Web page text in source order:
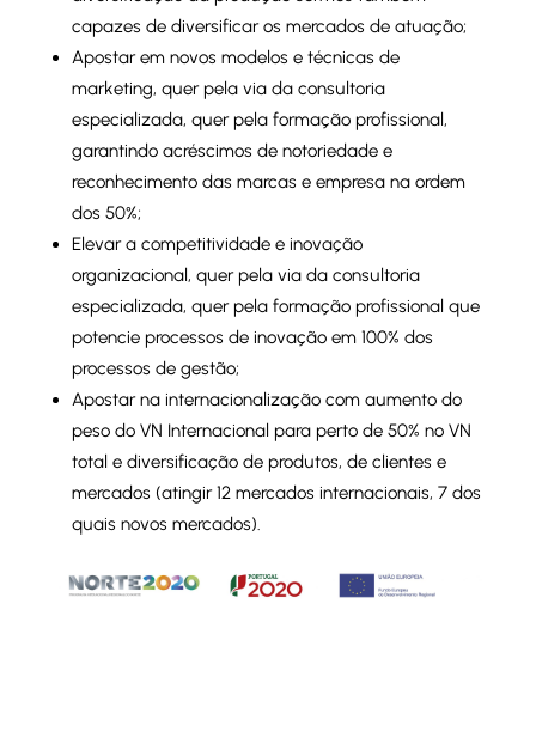
capazes de diversificar os mercados de atuação;
Apostar em novos modelos e técnicas de
marketing, quer pela via da consultoria
especializada, quer pela formação profissional,
garantindo acréscimos de notoriedade e
reconhecimento das marcas e empresa na ordem
dos 50%;
Elevar a competitividade e inovação
organizacional, quer pela via da consultoria
especializada, quer pela formação profissional que
potencie processos de inovação em 100% dos
processos de gestão;
Apostar na internacionalização com aumento do
peso do VN Internacional para perto de 50% no VN
total e diversificação de produtos, de clientes e
mercados (atingir 12 mercados internacionais, 7 dos
quais novos mercados).